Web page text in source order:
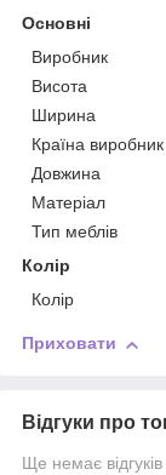
Основні
Виробник
Висота
Ширина
Країна виробник
Довжина
Матеріал
Тип меблів
Колір
Колір
Приховати
Відгуки про
Ще немає